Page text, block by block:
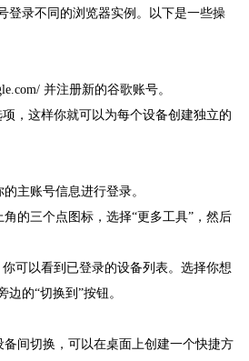
登录不同的浏览器实例。以下是一些操
并注册新的谷歌账号。
，这样你就可以为每个设备创建独立的
主账号信息进行登录。
的三个点图标，选择“更多工具”，然后
可以看到已登录的设备列表。选择你想
的“切换到”按钮。
间切换，可以在桌面上创建一个快捷方